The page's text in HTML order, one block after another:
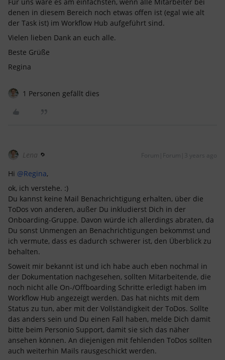
denen in diesem Bereich noch etwas offen ist (egal wie alt
der Task ist) im Workflow Hub aufgeführt sind.
Vielen lieben Dank an euch alle.
Beste Grüße
Regina
1 Personen gefällt dies
Lena Forum|Forum|3 years ago
Hi @Regina,
ok, ich verstehe. :)
Du kannst keine Mail Benachrichtigung erhalten, über die
ToDos von anderen, außer Du inkludierst Dich in der
Onboarding-Gruppe. Davon würde ich allerdings abraten, da
Du sonst Unmengen an Benachrichtigungen bekommst und
ich vermute, dass es dadurch schwerer ist, den Überblick zu
behalten.
Soweit mir bekannt ist und ich habe auch eben nochmal in
der Dokumentation nachgesehen, sollten Mitarbeitende, die
noch nicht alle On-/Offboarding Schritte erledigt haben im
Workflow Hub angezeigt werden. Das hat nichts mit dem
Status zu tun, aber mit der Vollständigkeit der ToDos. Sollte
das anders sein und Du einen Fall haben, melde Dich damit
bitte beim Personio Support, damit sie sich das näher
ansehen können. An diejenigen mit fehlenden ToDos sollten
auch weiterhin Mails rausgeschickt werden.